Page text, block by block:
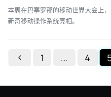
本周在巴塞罗那的移动世界大会上
新奇移动操作系统亮相。
1 ... 4